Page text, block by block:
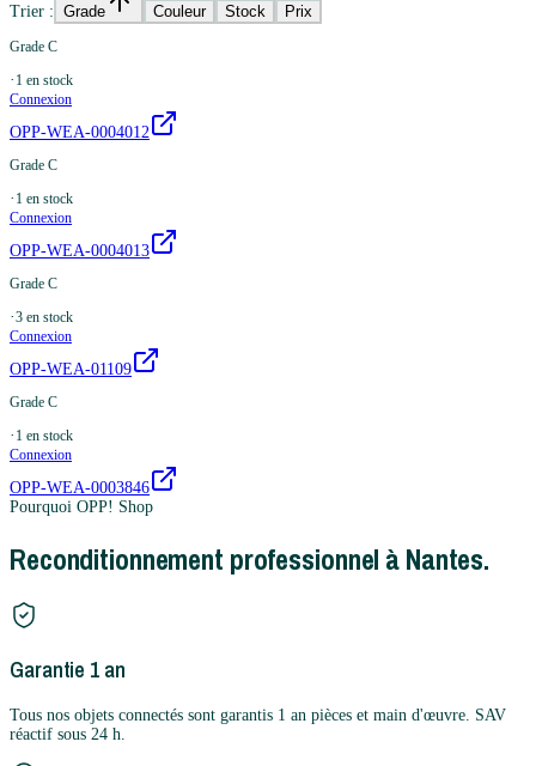
Trier : Grade Couleur Stock Prix
Grade C
· 1 en stock
Connexion
OPP-WEA-0004012
Grade C
· 1 en stock
Connexion
OPP-WEA-0004013
Grade C
·3 en stock
Connexion
OPP-WEA-01109
Grade C
· 1 en stock
Connexion
OPP-WEA-0003846
Pourquoi OPP! Shop
Reconditionnement professionnel à Nantes.
Garantie 1 an
Tous nos objets connectés sont garantis 1 an pièces et main d'œuvre. SAV
réactif sous 24 h.